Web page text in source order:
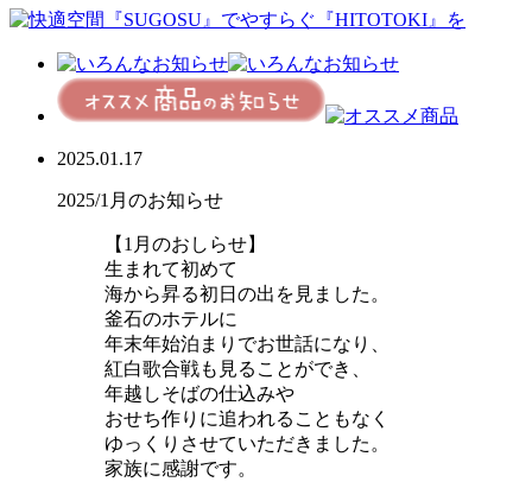
2025.01.17
2025/1月のお知らせ
【1月のおしらせ】
生まれて初めて
海から昇る初日の出を見ました。
釜石のホテルに
年末年始泊まりでお世話になり、
紅白歌合戦も見ることができ、
年越しそばの仕込みや
おせち作りに追われることもなく
ゆっくりさせていただきました。
家族に感謝です。